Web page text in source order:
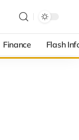
Finance Flash